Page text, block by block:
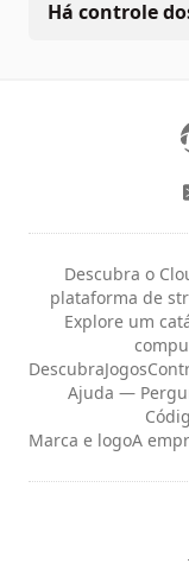
Há controle
Descubra o
plataforma de
Explore um
DescubraJogos
Ajuda —
Marca e logoA